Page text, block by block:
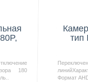
180
тип
Формат